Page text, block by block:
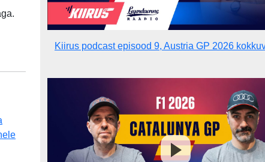
Kiirus podcast episood 9, Austria GP 2026